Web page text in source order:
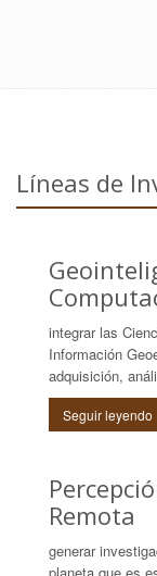
Líneas de
integrar las
Información
adquisición,
Seguir leyendo
Remota
generar